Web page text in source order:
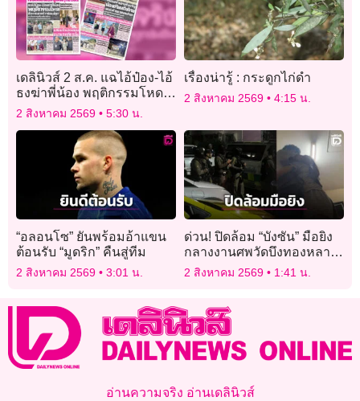
เดลินิวส์ 2 ส.ค. แฉไอ้ป๋อง-ไอ้
ธงฆ่าพี่น้อง พฤติกรรมโหด
สังหารยกครัวพ่อแม่ลูก
2 สิงหาคม 2569 5:30 น.
เรื่องน่ารู้ : กระดูกไก่ดำ
2 สิงหาคม 2569 4:15 น.
“อลอนโซ” ยันพร้อมอ้าแขน
ต้อนรับ “มูดริก” คืนสู่ทีม
2 สิงหาคม 2569 3:01 น.
ด่วน! ปิดล้อม “บังซัน” มือยิง
กลางงานศพวัดบึงทองหลาง
ถือปืนไลฟ์สดอยู่กับแฟนสาว
2 สิงหาคม 2569 1:41 น.
อ่านความจริง อ่านเดลินิวส์